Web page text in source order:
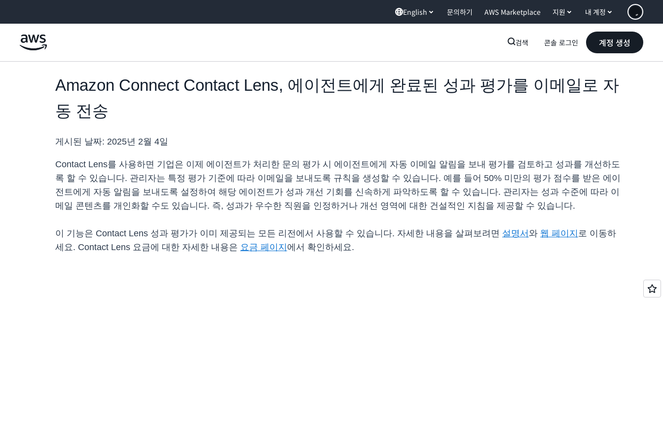
English 문의하기 AWS Marketplace 지원 내 계정
검색 콘솔 로그인 계정 생성
Amazon Connect Contact Lens, 에이전트에게 완료된 성과 평가를 이메일로 자
동 전송
게시된 날짜: 2025년 2월 4일
Contact Lens를 사용하면 기업은 이제 에이전트가 처리한 문의 평가 시 에이전트에게 자동 이메일 알림을 보내 평가를 검토하고 성과를 개선하도
록 할 수 있습니다. 관리자는 특정 평가 기준에 따라 이메일을 보내도록 규칙을 생성할 수 있습니다. 예를 들어 50% 미만의 평가 점수를 받은 에이
전트에게 자동 알림을 보내도록 설정하여 해당 에이전트가 성과 개선 기회를 신속하게 파악하도록 할 수 있습니다. 관리자는 성과 수준에 따라 이
메일 콘텐츠를 개인화할 수도 있습니다. 즉, 성과가 우수한 직원을 인정하거나 개선 영역에 대한 건설적인 지침을 제공할 수 있습니다.
이 기능은 Contact Lens 성과 평가가 이미 제공되는 모든 리전에서 사용할 수 있습니다. 자세한 내용을 살펴보려면 설명서 와 웹 페이지 로 이동하
세요. Contact Lens 요금에 대한 자세한 내용은 요금 페이지 에서 확인하세요.